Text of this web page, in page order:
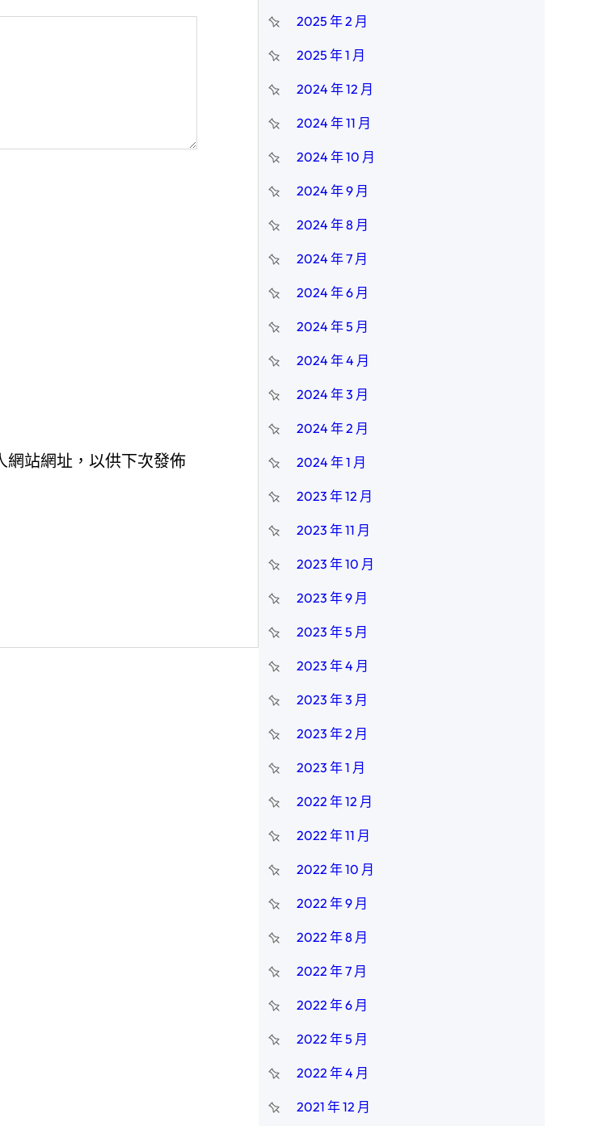
網站網址，以供下次發佈
2025 年 2 月
2025 年 1 月
2024 年 12 月
2024 年 11 月
2024 年 10 月
2024 年 9 月
2024 年 8 月
2024 年 7 月
2024 年 6 月
2024 年 5 月
2024 年 4 月
2024 年 3 月
2024 年 2 月
2024 年 1 月
2023 年 12 月
2023 年 11 月
2023 年 10 月
2023 年 9 月
2023 年 5 月
2023 年 4 月
2023 年 3 月
2023 年 2 月
2023 年 1 月
2022 年 12 月
2022 年 11 月
2022 年 10 月
2022 年 9 月
2022 年 8 月
2022 年 7 月
2022 年 6 月
2022 年 5 月
2022 年 4 月
2021 年 12 月